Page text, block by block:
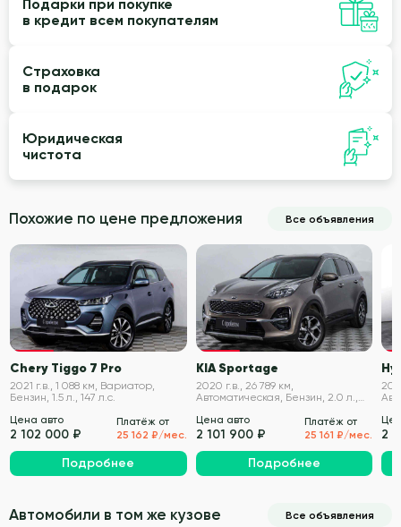
Подарки при покупке
в кредит всем покупателям
Страховка
в подарок
Юридическая
чистота
Похожие по цене предложения Все объявления
VIN проверен
Chery Tiggo 7 Pro
2021 г.в., 1 088 км, Вариатор,
Бензин, 1.5 л., 147 л.с.
Цена авто
2 102 000 ₽
Платёж от
25 162 ₽/мес.
Подробнее
VIN проверен
KIA Sportage
2020 г.в., 26 789 км,
Автоматическая, Бензин, 2.0 л.,
Цена авто
2 101 900 ₽
Платёж от
25 161 ₽/мес.
Подробнее
2
Автомобили в том же кузове Все объявления